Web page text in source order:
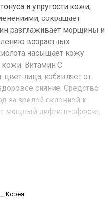
и упругости кожи,
сокращает
разглаживает морщины и
возрастных
насыщает кожу
кожи. Витамин С
лица, избавляет от
сияние. Средство
за зрелой склонной к
мощный лифтинг-эффект,
Корея